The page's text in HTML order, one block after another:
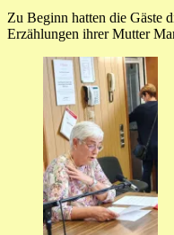
Zu Beginn hatten die Gäste
Erzählungen ihrer Mutter